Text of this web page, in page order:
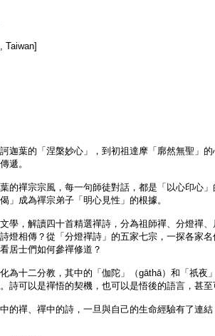
Taiwan]
葉的「涅槃妙心」，到初祖達摩「廓然無聖」的
遞。
禪宗宗風，每一句師徒對話，都是「以心印心」
」成為禪宗弟子「明心見性」的根據。
，解讀四十首精選禪詩，分為祖師禪、分燈禪、
燈相傳？從「分燈禪詩」的五家七宗，一探各家
居士們如何參禪修道？
十二分教，其中的「伽陀」（gāthā）和「祇夜
詩可以是禪悟的契機，也可以是悟後的語言，甚至
禪、禪中的詩，一旦與自己的生命經驗有了連結